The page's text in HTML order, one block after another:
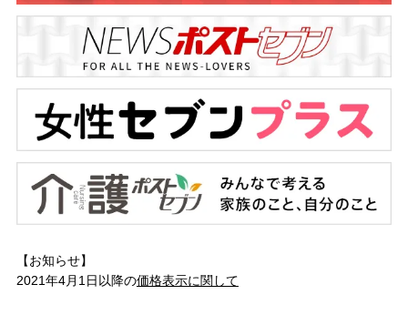
【お知らせ】
2021年4月1日以降の価格表示に関して